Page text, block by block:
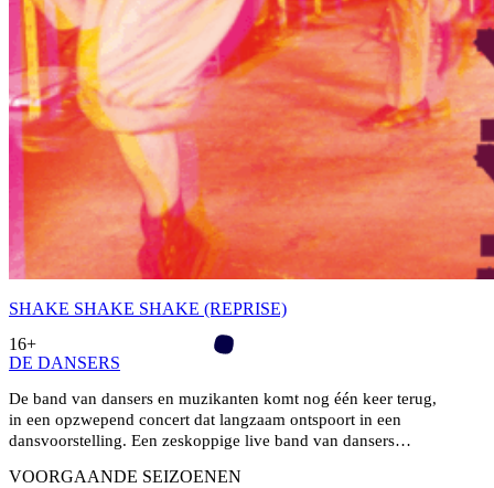
SHAKE SHAKE SHAKE (REPRISE)
16+
DE DANSERS
De band van dansers en muzikanten komt nog één keer terug,
in een opzwepend concert dat langzaam ontspoort in een
dansvoorstelling. Een zeskoppige live band van dansers…
VOORGAANDE SEIZOENEN